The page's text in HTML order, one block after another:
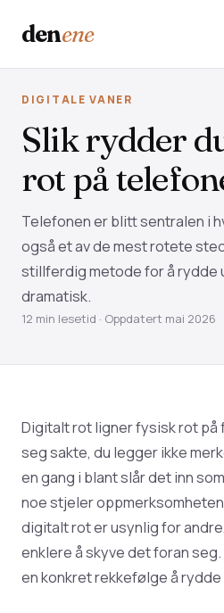
denene
DIGITALE VANER
Slik rydder
rot på
Telefonen er blitt sentralen i
også et av de mest rotete
stillferdig metode for å rydde
dramatisk.
12 min lesetid · Oppdatert mai 2026
Digitalt rot ligner fysisk rot på
seg sakte, du legger ikke
en gang i blant slår det inn
noe stjeler
digitalt rot er usynlig for
enklere å skyve det foran
en konkret rekkefølge å rydde